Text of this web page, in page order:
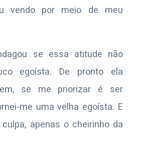
vendo por meio de meu
se essa atitude não
egoísta. De pronto ela
se me priorizar é ser
me uma velha egoísta. E
apenas o cheirinho da